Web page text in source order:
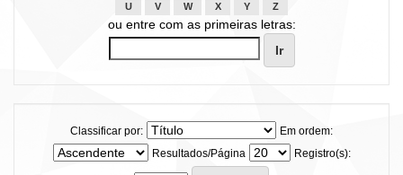
U
V W X Y Z
ou entre com as primeiras letras:
Classificar por:
Em ordem:
Resultados/Página
Registro(s):